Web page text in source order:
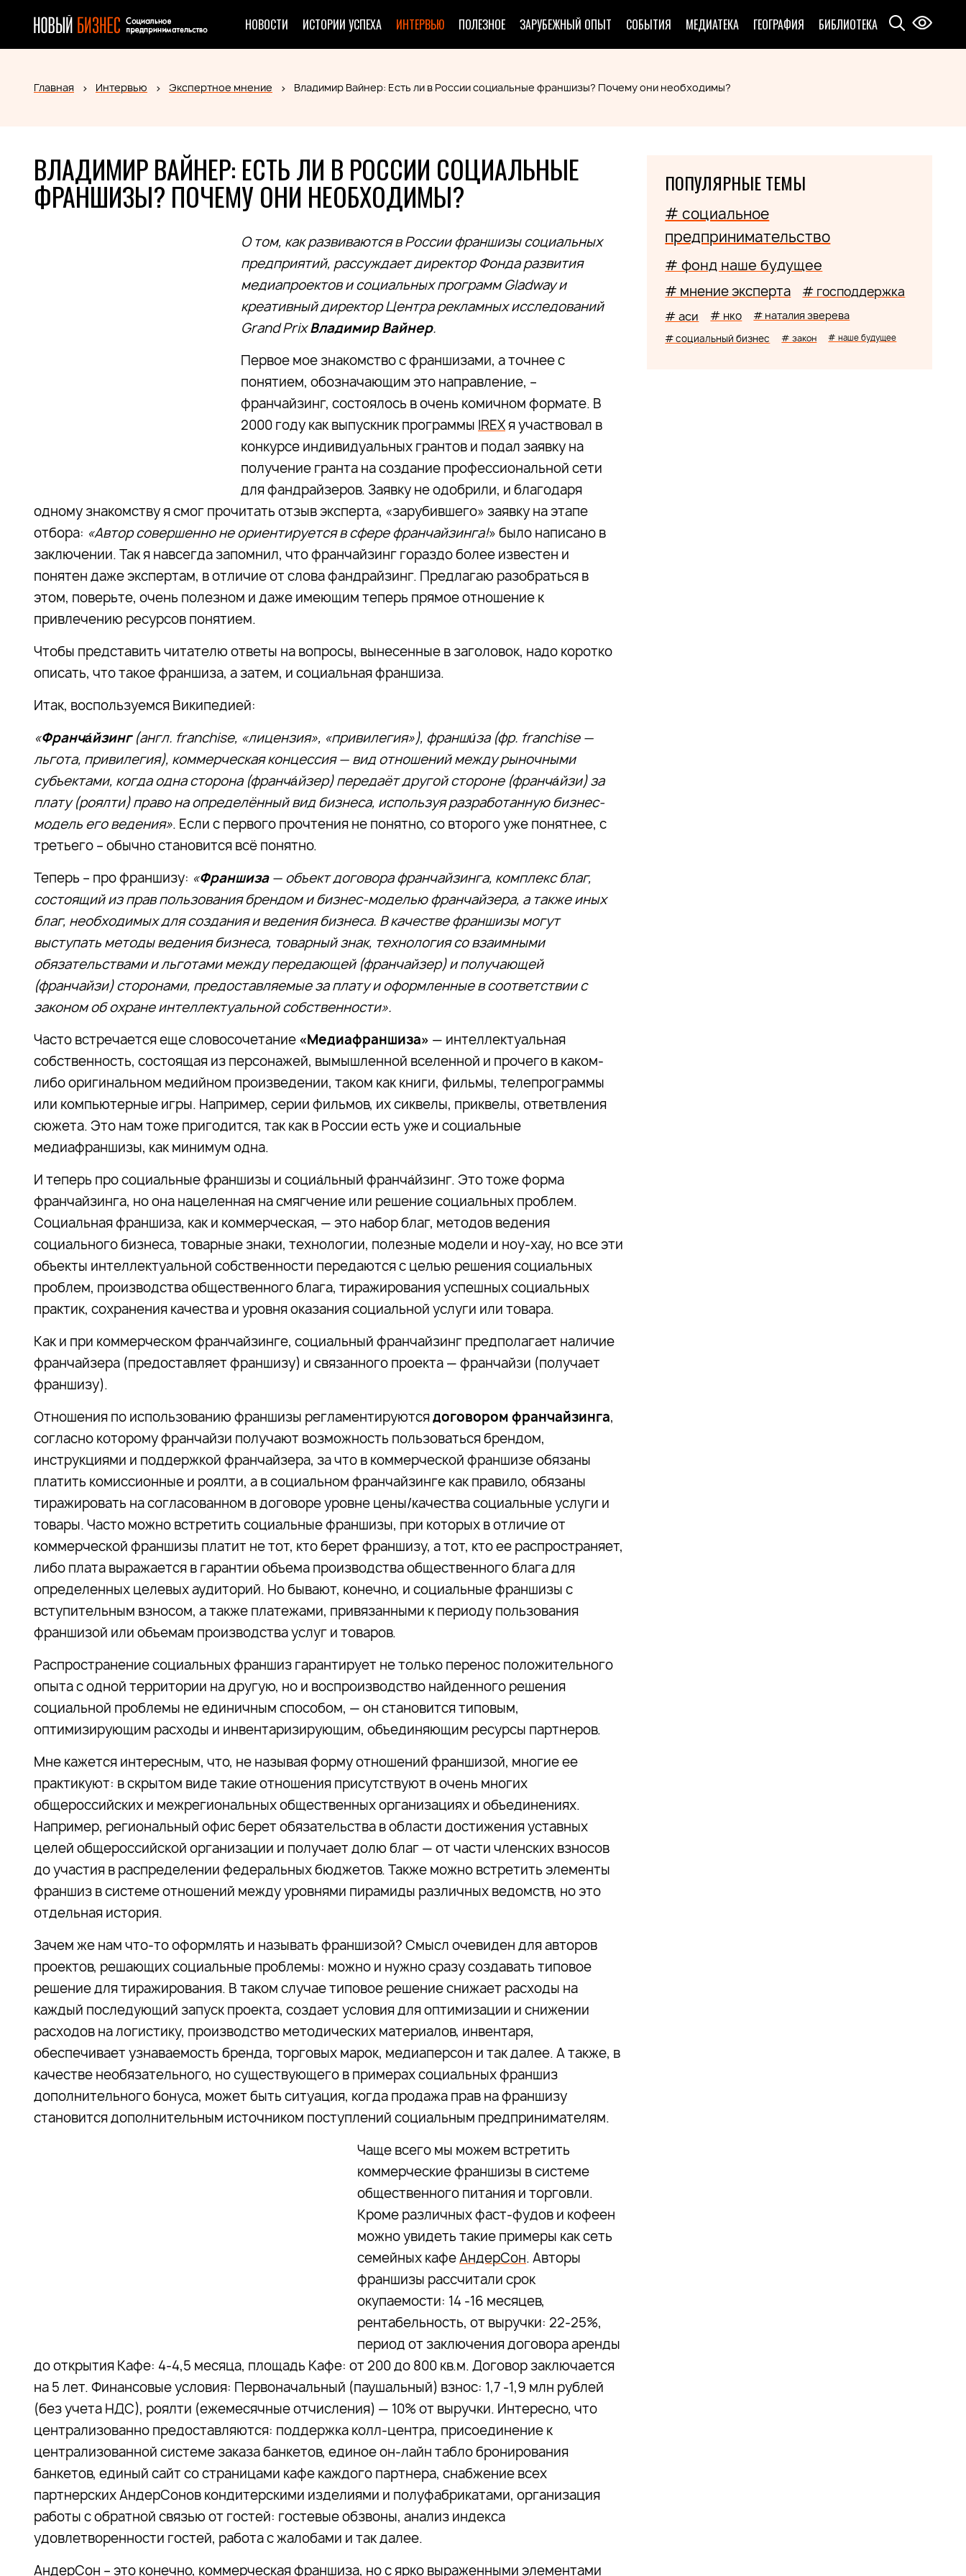
НОВОСТИ ИСТОРИИ УСПЕХА ИНТЕРВЬЮ ПОЛЕЗНОЕ ЗАРУБЕЖНЫЙ ОПЫТ СОБЫТИЯ МЕДИАТЕКА ГЕОГРАФИЯ БИБЛИОТЕКА
Главная Интервью Экспертное мнение Владимир Вайнер: Есть ли в России социальные франшизы? Почему они необходимы?
ВЛАДИМИР ВАЙНЕР: ЕСТЬ ЛИ В РОССИИ СОЦИАЛЬНЫЕ
ФРАНШИЗЫ? ПОЧЕМУ ОНИ НЕОБХОДИМЫ?
О том, как развиваются в России франшизы социальных
предприятий, рассуждает директор Фонда развития
медиапроектов и социальных программ Gladway и
креативный директор Центра рекламных исследований
Grand PrixВладимир Вайнер.
Первое мое знакомство с франшизами, а точнее с
понятием, обозначающим это направление, –
франчайзинг, состоялось в очень комичном формате. В
2000 году как выпускник программы IREXя участвовал в
конкурсе индивидуальных грантов и подал заявку на
получение гранта на создание профессиональной сети
для фандрайзеров. Заявку не одобрили, и благодаря
одному знакомству я смог прочитать отзыв эксперта, «зарубившего» заявку на этапе
отбора: «Автор совершенно не ориентируется в сфере франчайзинга!» было написано в
заключении. Так я навсегда запомнил, что франчайзинг гораздо более известен и
понятен даже экспертам, в отличие от слова фандрайзинг. Предлагаю разобраться в
этом, поверьте, очень полезном и даже имеющим теперь прямое отношение к
привлечению ресурсов понятием.
Чтобы представить читателю ответы на вопросы, вынесенные в заголовок, надо коротко
описать, что такое франшиза, а затем, и социальная франшиза.
Итак, воспользуемся Википедией:
«Франча́йзинг (англ. franchise, «лицензия», «привилегия»), франши́за (фр. franchise —
льгота, привилегия), коммерческая концессия — вид отношений между рыночными
субъектами, когда одна сторона (франча́йзер) передаёт другой стороне (франча́йзи) за
плату (роялти) право на определённый вид бизнеса, используя разработанную бизнес-
модель его ведения». Если с первого прочтения не понятно, со второго уже понятнее, с
третьего – обычно становится всё понятно.
Теперь – про франшизу: «Франшиза— объект договора франчайзинга, комплекс благ,
состоящий из прав пользования брендом и бизнес-моделью франчайзера, а также иных
благ, необходимых для создания и ведения бизнеса. В качестве франшизы могут
выступать методы ведения бизнеса, товарный знак, технология со взаимными
обязательствами и льготами между передающей (франчайзер) и получающей
(франчайзи) сторонами, предоставляемые за плату и оформленные в соответствии с
законом об охране интеллектуальной собственности».
Часто встречается еще словосочетание «Медиафраншиза» — интеллектуальная
собственность, состоящая из персонажей, вымышленной вселенной и прочего в каком-
либо оригинальном медийном произведении, таком как книги, фильмы, телепрограммы
или компьютерные игры. Например, серии фильмов, их сиквелы, приквелы, ответвления
сюжета. Это нам тоже пригодится, так как в России есть уже и социальные
медиафраншизы, как минимум одна.
И теперь про социальные франшизы и социа́льный франча́йзинг. Это тоже форма
франчайзинга, но она нацеленная на смягчение или решение социальных проблем.
Социальная франшиза, как и коммерческая, — это набор благ, методов ведения
социального бизнеса, товарные знаки, технологии, полезные модели и ноу-хау, но все эти
объекты интеллектуальной собственности передаются с целью решения социальных
проблем, производства общественного блага, тиражирования успешных социальных
практик, сохранения качества и уровня оказания социальной услуги или товара.
Как и при коммерческом франчайзинге, социальный франчайзинг предполагает наличие
франчайзера (предоставляет франшизу) и связанного проекта — франчайзи (получает
франшизу).
Отношения по использованию франшизы регламентируютсядоговором франчайзинга,
согласно которому франчайзи получают возможность пользоваться брендом,
инструкциями и поддержкой франчайзера, за что в коммерческой франшизе обязаны
платить комиссионные и роялти, а в социальном франчайзинге как правило, обязаны
тиражировать на согласованном в договоре уровне цены/качества социальные услуги и
товары. Часто можно встретить социальные франшизы, при которых в отличие от
коммерческой франшизы платит не тот, кто берет франшизу, а тот, кто ее распространяет,
либо плата выражается в гарантии объема производства общественного блага для
определенных целевых аудиторий. Но бывают, конечно, и социальные франшизы с
вступительным взносом, а также платежами, привязанными к периоду пользования
франшизой или объемам производства услуг и товаров.
Распространение социальных франшиз гарантирует не только перенос положительного
опыта с одной территории на другую, но и воспроизводство найденного решения
социальной проблемы не единичным способом, — он становится типовым,
оптимизирующим расходы и инвентаризирующим, объединяющим ресурсы партнеров.
Мне кажется интересным, что, не называя форму отношений франшизой, многие ее
практикуют: в скрытом виде такие отношения присутствуют в очень многих
общероссийских и межрегиональных общественных организациях и объединениях.
Например, региональный офис берет обязательства в области достижения уставных
целей общероссийской организации и получает долю благ — от части членских взносов
до участия в распределении федеральных бюджетов. Также можно встретить элементы
франшиз в системе отношений между уровнями пирамиды различных ведомств, но это
отдельная история.
Зачем же нам что-то оформлять и называть франшизой? Смысл очевиден для авторов
проектов, решающих социальные проблемы: можно и нужно сразу создавать типовое
решение для тиражирования. В таком случае типовое решение снижает расходы на
каждый последующий запуск проекта, создает условия для оптимизации и снижении
расходов на логистику, производство методических материалов, инвентаря,
обеспечивает узнаваемость бренда, торговых марок, медиаперсон и так далее. А также, в
качестве необязательного, но существующего в примерах социальных франшиз
дополнительного бонуса, может быть ситуация, когда продажа прав на франшизу
становится дополнительным источником поступлений социальным предпринимателям.
Чаще всего мы можем встретить
коммерческие франшизы в системе
общественного питания и торговли.
Кроме различных фаст-фудов и кофеен
можно увидеть такие примеры как сеть
семейных кафеАндерСон. Авторы
франшизы рассчитали срок
окупаемости: 14 -16 месяцев,
рентабельность, от выручки: 22-25%,
период от заключения договора аренды
до открытия Кафе: 4-4,5 месяца, площадь Кафе: от 200 до 800 кв.м. Договор заключается
на 5 лет. Финансовые условия: Первоначальный (паушальный) взнос: 1,7 -1,9 млн рублей
(без учета НДС), роялти (ежемесячные отчисления) — 10% от выручки. Интересно, что
централизованно предоставляются: поддержка колл-центра, присоединение к
централизованной системе заказа банкетов, единое он-лайн табло бронирования
банкетов, единый сайт со страницами кафе каждого партнера, снабжение всех
партнерских АндерСонов кондитерскими изделиями и полуфабрикатами, организация
работы с обратной связью от гостей: гостевые обзвоны, анализ индекса
удовлетворенности гостей, работа с жалобами и так далее.
АндерСон – это конечно, коммерческая франшиза, но с ярко выраженными элементами
ПОПУЛЯРНЫЕ ТЕМЫ
# социальное
предпринимательство
# фонд наше будущее
# мнение эксперта # господдержка
# аси # нко # наталия зверева
# социальный бизнес # закон # наше будущее